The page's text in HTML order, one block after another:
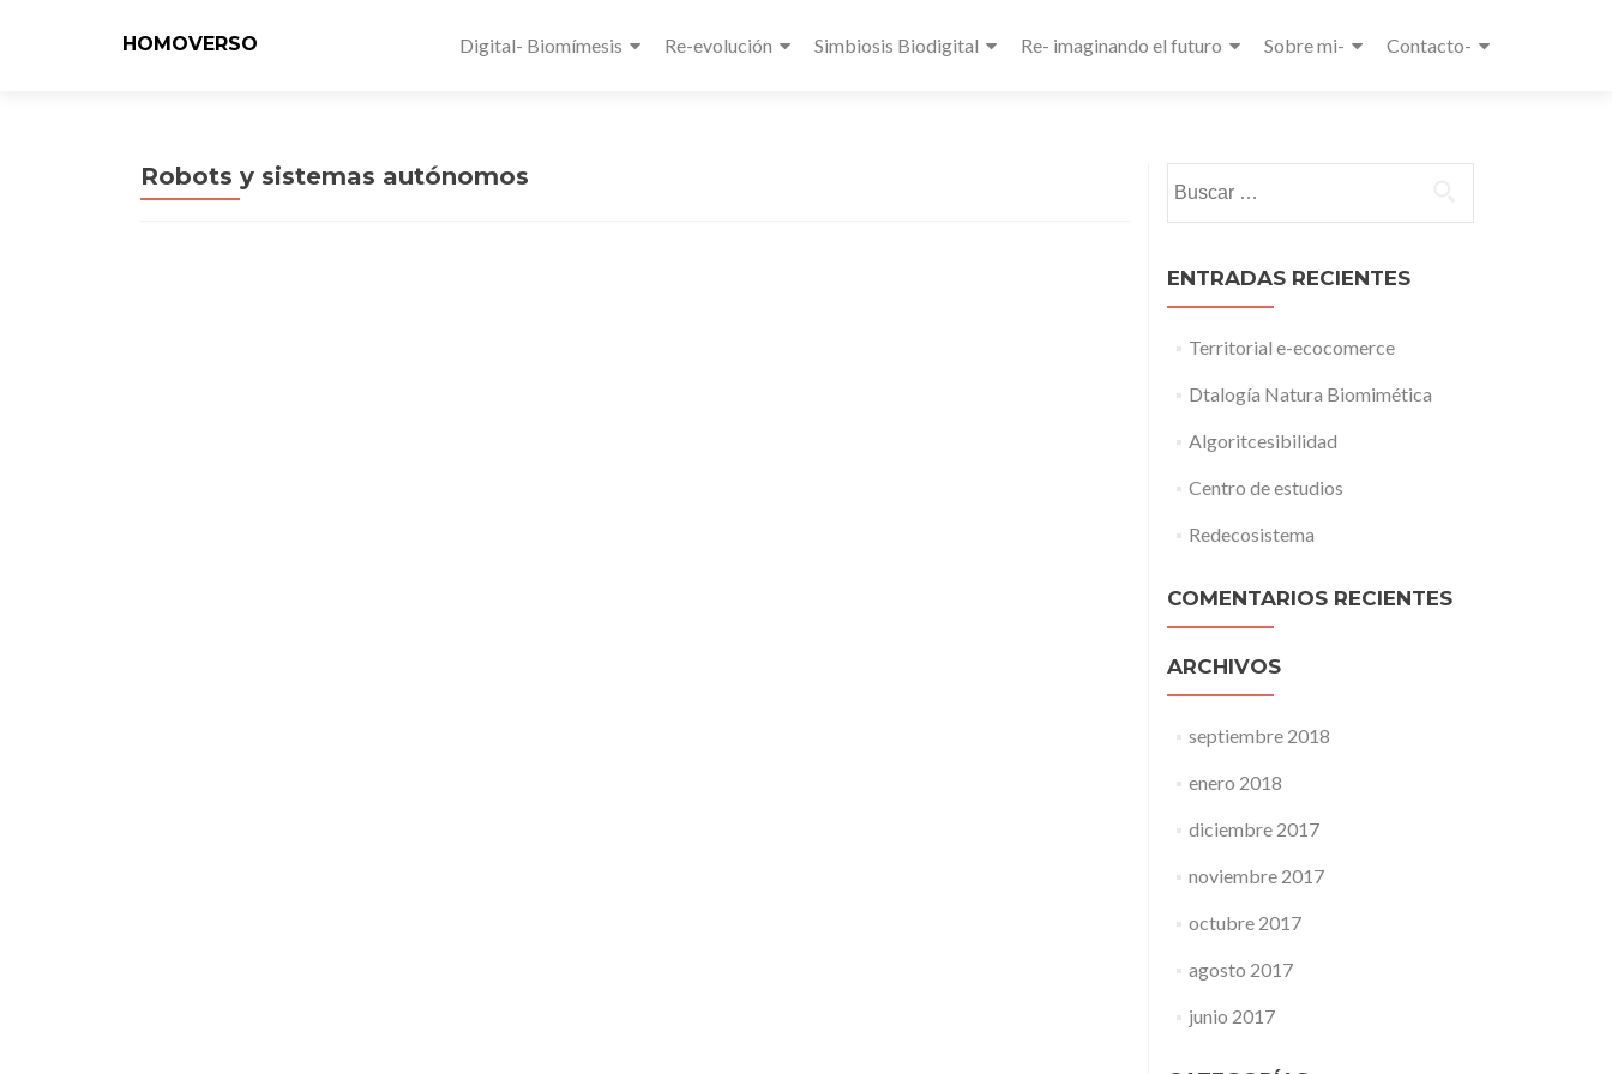
HOMOVERSO Digital- Biomímesis Re-evolución Simbiosis Biodigital Re- imaginando el futuro Sobre mi- Contacto-
Robots y sistemas autónomos
ENTRADAS RECIENTES
Territorial e-ecocomerce
Dtalogía Natura Biomimética
Algoritcesibilidad
Centro de estudios
Redecosistema
COMENTARIOS RECIENTES
ARCHIVOS
septiembre 2018
enero 2018
diciembre 2017
noviembre 2017
octubre 2017
agosto 2017
junio 2017